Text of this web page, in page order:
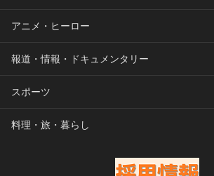
アニメ・ヒーロー
報道・情報・ドキュメンタリー
スポーツ
料理・旅・暮らし